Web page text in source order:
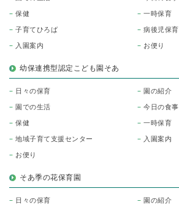
保健 一時保育
子育てひろば 病後児保育
入園案内 お便り
幼保連携型認定こども園そあ
日々の保育 園の紹介
園での生活 今日の食事
保健 一時保育
地域子育て支援センター 入園案内
お便り
そあ季の花保育園
日々の保育 園の紹介